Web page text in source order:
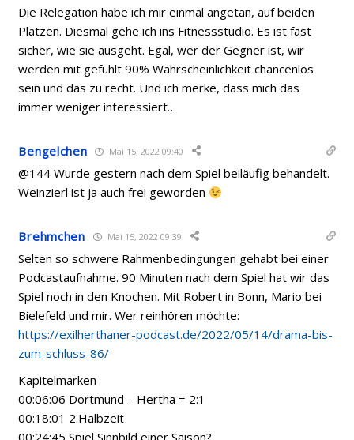
Die Relegation habe ich mir einmal angetan, auf beiden
Plätzen. Diesmal gehe ich ins Fitnessstudio. Es ist fast
sicher, wie sie ausgeht. Egal, wer der Gegner ist, wir
werden mit gefühlt 90% Wahrscheinlichkeit chancenlos
sein und das zu recht. Und ich merke, dass mich das
immer weniger interessiert…
Bengelchen Mai 15, 2022 09:40
@144 Wurde gestern nach dem Spiel beiläufig behandelt.
Weinzierl ist ja auch frei geworden
Brehmchen Mai 15, 2022 09:39
Selten so schwere Rahmenbedingungen gehabt bei einer
Podcastaufnahme. 90 Minuten nach dem Spiel hat wir das
Spiel noch in den Knochen. Mit Robert in Bonn, Mario bei
Bielefeld und mir. Wer reinhören möchte:
https://exilherthaner-podcast.de/2022/05/14/drama-bis-
zum-schluss-86/
Kapitelmarken
00:06:06 Dortmund – Hertha = 2:1
00:18:01 2.Halbzeit
00:24:45 Spiel Sinnbild einer Saison?